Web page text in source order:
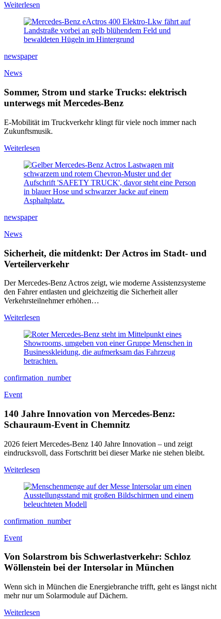
Weiterlesen
newspaper
News
Sommer, Strom und starke Trucks: elektrisch
unterwegs mit Mercedes-Benz
E-Mobilität im Truckverkehr klingt für viele noch immer nach
Zukunftsmusik.
Weiterlesen
newspaper
News
Sicherheit, die mitdenkt: Der Actros im Stadt- und
Verteilerverkehr
Der Mercedes-Benz Actros zeigt, wie moderne Assistenzsysteme
den Fahrer entlasten und gleichzeitig die Sicherheit aller
Verkehrsteilnehmer erhöhen…
Weiterlesen
confirmation_number
Event
140 Jahre Innovation von Mercedes-Benz:
Schauraum-Event in Chemnitz
2026 feiert Mercedes-Benz 140 Jahre Innovation – und zeigt
eindrucksvoll, dass Fortschritt bei dieser Marke nie stehen bleibt.
Weiterlesen
confirmation_number
Event
Von Solarstrom bis Schwerlastverkehr: Schloz
Wöllenstein bei der Intersolar in München
Wenn sich in München die Energiebranche trifft, geht es längst nicht
mehr nur um Solarmodule auf Dächern.
Weiterlesen